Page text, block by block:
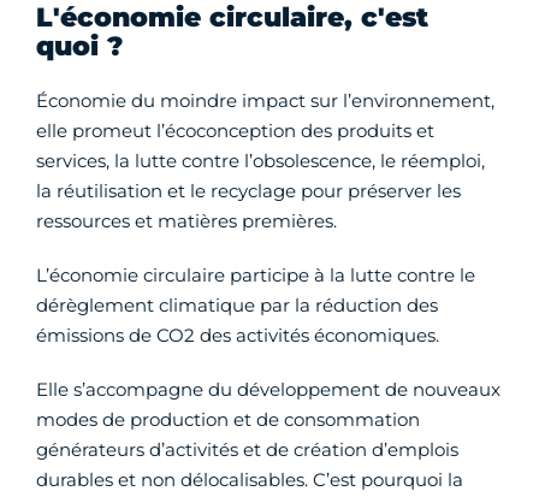
L'économie circulaire, c'est
quoi ?
Économie du moindre impact sur l’environnement,
elle promeut l’écoconception des produits et
services, la lutte contre l’obsolescence, le réemploi,
la réutilisation et le recyclage pour préserver les
ressources et matières premières.
L’économie circulaire participe à la lutte contre le
dérèglement climatique par la réduction des
émissions de CO2 des activités économiques.
Elle s’accompagne du développement de nouveaux
modes de production et de consommation
générateurs d’activités et de création d’emplois
durables et non délocalisables. C’est pourquoi la